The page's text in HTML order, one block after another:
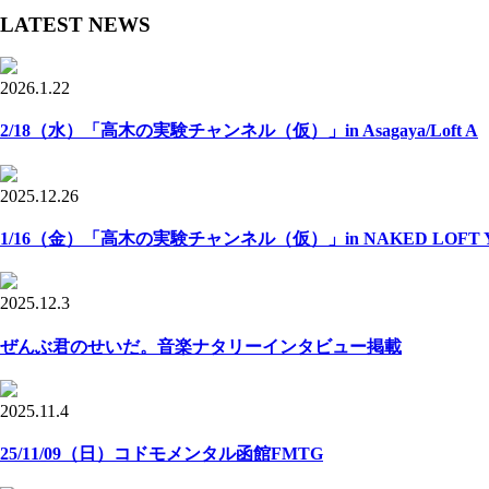
LATEST NEWS
2026.1.22
2/18（水）「高木の実験チャンネル（仮）」in Asagaya/Loft A
2025.12.26
1/16（金）「高木の実験チャンネル（仮）」in NAKED LOFT
2025.12.3
ぜんぶ君のせいだ。音楽ナタリーインタビュー掲載
2025.11.4
25/11/09（日）コドモメンタル函館FMTG